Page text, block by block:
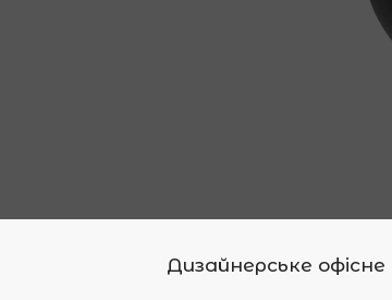
Дизайнерське офісне